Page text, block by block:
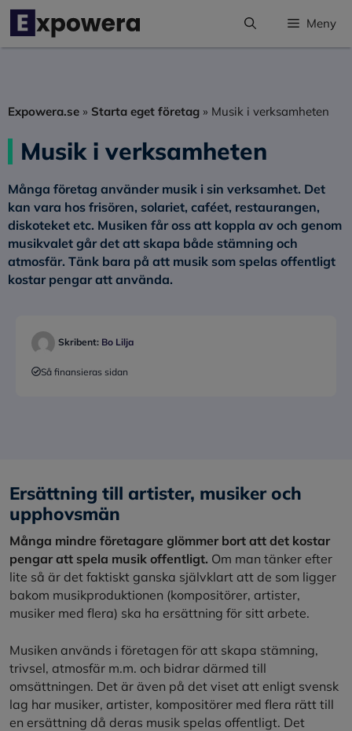
Hoppa
innehåll
Meny
Expowera.se » Starta eget företag » Musik i verksamheten
Musik i verksamheten
Många företag använder musik i sin verksamhet. Det
kan vara hos frisören, solariet, caféet, restaurangen,
diskoteket etc. Musiken får oss att koppla av och genom
musikvalet går det att skapa både stämning och
atmosfär. Tänk bara på att musik som spelas offentligt
kostar pengar att använda.
Skribent: Bo Lilja
Så finansieras sidan
Ersättning till artister, musiker och
upphovsmän
Många mindre företagare glömmer bort att det kostar
pengar att spela musik offentligt. Om man tänker efter
lite så är det faktiskt ganska självklart att de som ligger
bakom musikproduktionen (kompositörer, artister,
musiker med flera) ska ha ersättning för sitt arbete.
Musiken används i företagen för att skapa stämning,
trivsel, atmosfär m.m. och bidrar därmed till
omsättningen. Det är även på det viset att enligt svensk
lag har musiker, artister, kompositörer med flera rätt till
en ersättning då deras musik spelas offentligt. Det